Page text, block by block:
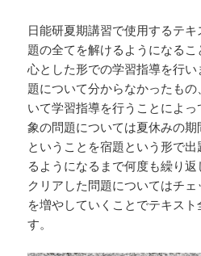
日能研夏期講習で使用するテ
題の全てを解けるようになる
心とした形での学習指導を行
題について分からなかったも
いて学習指導を行うことによ
象の問題については夏休みの期
ということを宿題という形で
るようになるまで何度も繰り
クリアした問題についてはチ
を増やしていくことでテキス
す。